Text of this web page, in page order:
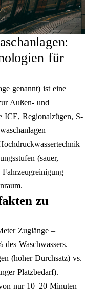
für
genannt) ist eine
Außen- und
ICE, Regionalzügen, S-
(sauer,
–
zu
Zuglänge –
Waschwassers.
(hoher Durchsatz) vs.
Platzbedarf).
nur 10–20 Minuten